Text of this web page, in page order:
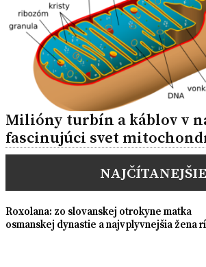
Milióny turbín a káblov v
fascinujúci svet
NAJČÍTANEJŠIE
Roxolana: zo slovanskej otrokyne matka
osmanskej dynastie a najvplyvnejšia žena